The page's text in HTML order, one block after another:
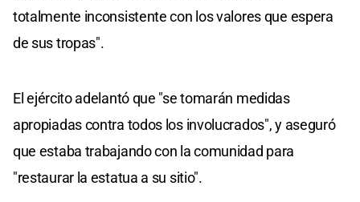
totalmente inconsistente con los valores que espera
de sus tropas".
El ejército adelantó que "se tomarán medidas
apropiadas contra todos los involucrados", y aseguró
que estaba trabajando con la comunidad para
"restaurar la estatua a su sitio".